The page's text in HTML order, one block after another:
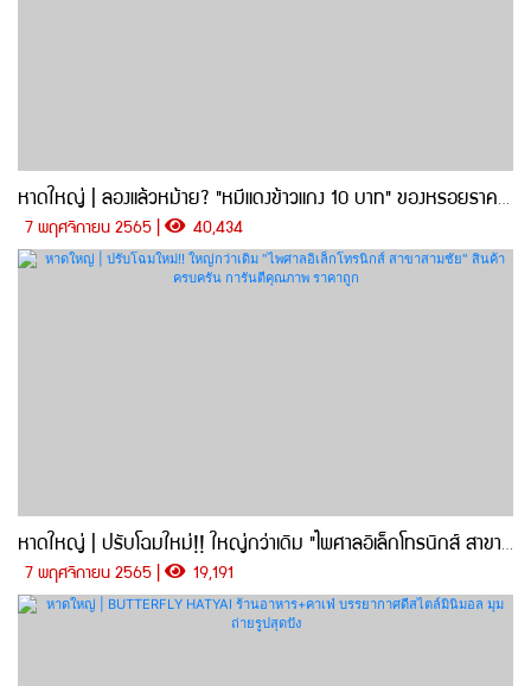
หาดใหญ่ | ลองแล้วหม้าย? "หมีแดงข้าวแกง 10 บาท" ของหรอยราคาโคตรถูก ย่านคลองเรียน
7 พฤศจิกายน 2565 | 40,434
หาดใหญ่ | ปรับโฉมใหม่!! ใหญ่กว่าเดิม "ไพศาลอิเล็กโทรนิกส์ สาขาสามชัย" สินค้าครบครัน การันตีคุณภาพ ราคาถูก
7 พฤศจิกายน 2565 | 19,191